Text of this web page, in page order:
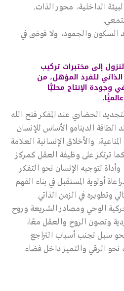
الداخلية، محور الذات.
السكون والجمود، ولا فوضى في
إلى مختبرات تركيب
للفرد المؤهل، من
وجودة الإنتاج محليًّا
الحضاري عند المفكر فتح الله
الطاقة الدينامو الأساس للإنسان
والأخلاق الإنسانية العلامة
ترتكز على وظيفة العقل كمركز
لتوجيه الإنسان نحو التفكر
أولوية المستقبل في بناء الفهم
وتطويره في الزمن الذاتي
الوحي ومصادر الشريعة وروح
وتصون الروح والعقل معًا،
سبل تجنب أسباب التراجع
الرقي والتميز داخل فضاء